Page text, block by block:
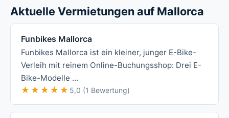
Aktuelle Vermietungen auf Mallorca
Funbikes Mallorca
Funbikes Mallorca ist ein kleiner, junger E-Bike-
Verleih mit reinem Online-Buchungsshop: Drei E-
Bike-Modelle …
★★★★★
★★★★★ 5,0 (1 Bewertung)